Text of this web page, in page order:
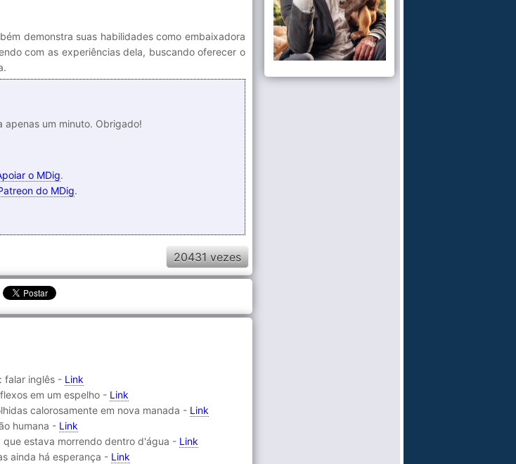
demonstra suas habilidades como embaixadora
com as experiências dela, buscando oferecer o
apenas um minuto. Obrigado!
o MDig.
do MDig.
20431 vezes
falar inglês - Link
em um espelho - Link
calorosamente em nova manada - Link
humana - Link
estava morrendo dentro d'água - Link
ainda há esperança - Link